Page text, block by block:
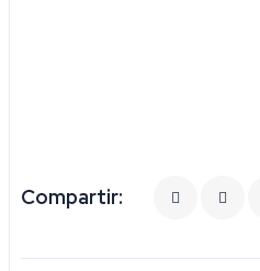
Compartir: